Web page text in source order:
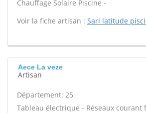
Chauffage Solaire Piscine -
Voir la fiche artisan : Sarl latitude
Aece La veze
Artisan
Département: 25
Tableau électrique - Réseaux courant